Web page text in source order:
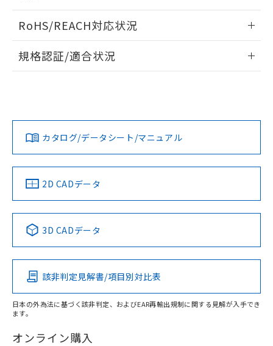
ドすることができます。
ログイン/会員登録
ダウンロードデータをご利用いただく前に、以下を必ずお読
みください。
ソフトウェアの使用条件
RoHS/REACH対応状況
EU RoHS 注意事項・凡例
対応済み
中国 RoHS 注意事項・凡例
Pb Hg Cd Cr(VI)
O
在庫等で未対応品が混在する可能性があります。
規格認証/適合状況
カタログ/データシート/マニュアル
2D CADデータ
3D CADデータ
該非判定見解書/項目別対比表
日本の外為法に基づく該非判定、およびEAR再輸出規制に関する見解が入手でき
ます。
オンライン購入
していることから、特段のことがない限
り、2022年1月12日より割愛しておりま
す。